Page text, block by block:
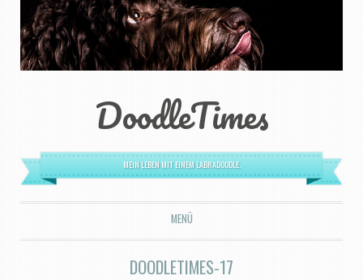
DoodleTimes
MEIN LEBEN MIT EINEM LABRADOODLE.
MENÜ
ZUM INHALT SPRINGEN
DOODLETIMES-17